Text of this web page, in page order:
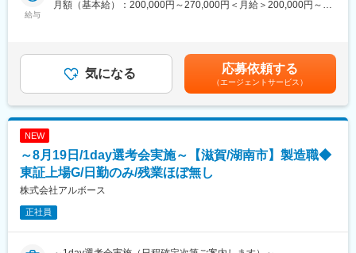
り、重い物の運搬も発生しないため女性もご活躍頂いています。
ランスも重視した働きやすい環境です。
も可能です。
当社は東証プライム上場のグループ企業として、医薬品製造の受
託に特化。安定した経営基盤と最先端の設備環境が強みです。
https://www.kyorin-gfc.co.jp/recruit/recruit-interview04/
■業務詳細
・医薬品の包装および検査オペレーションをお任せします。シフ
が含まれます。
■組織構成
給与
月額（基本給）：200,000円～270,000円＜月給＞200,000円～
月）、賞与年2回（7月・12月）賃金はあくまでも目安の金額であ
り、選考を通じて上下する可能性があります。月給(月額)は固定手
当を含めた表記です。
気になる 応募依頼する
（エージェントサービス）
NEW
～8月19日/1day選考会実施～【滋賀/湖南市】製造職◆
東証上場G/日勤のみ/残業ほぼ無し
株式会社アルボース
正社員